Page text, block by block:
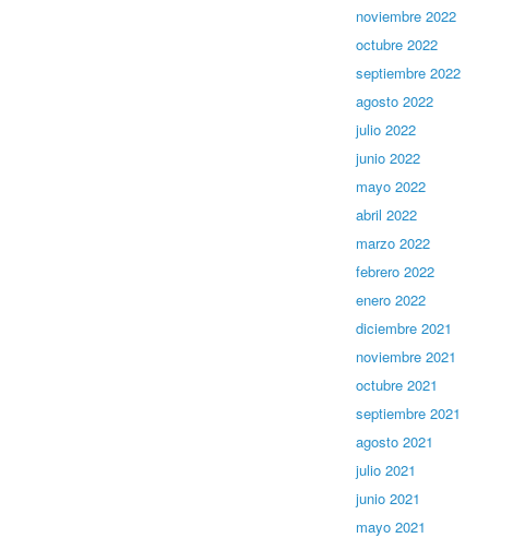
noviembre 2022
octubre 2022
septiembre 2022
agosto 2022
julio 2022
junio 2022
mayo 2022
abril 2022
marzo 2022
febrero 2022
enero 2022
diciembre 2021
noviembre 2021
octubre 2021
septiembre 2021
agosto 2021
julio 2021
junio 2021
mayo 2021